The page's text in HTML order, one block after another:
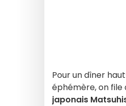
Pour un dîner
éphémère, on file
japonais